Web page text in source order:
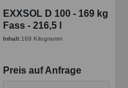
EXXSOL D 100 - 169 kg
Fass - 216,5 l
Inhalt 169 Kilogramm
Preis auf Anfrage